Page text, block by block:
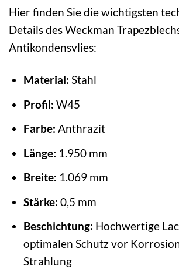
Hier finden Sie die wichtigsten
Details des Weckman
Antikondensvlies:
Material: Stahl
Profil: W45
Farbe: Anthrazit
Länge: 1.950 mm
Breite: 1.069 mm
Stärke: 0,5 mm
Beschichtung: Hochwertige
optimalen Schutz vor
Strahlung